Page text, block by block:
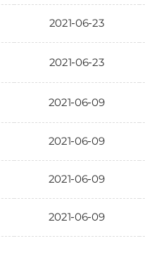
2021-06-23
2021-06-23
2021-06-09
2021-06-09
2021-06-09
2021-06-09